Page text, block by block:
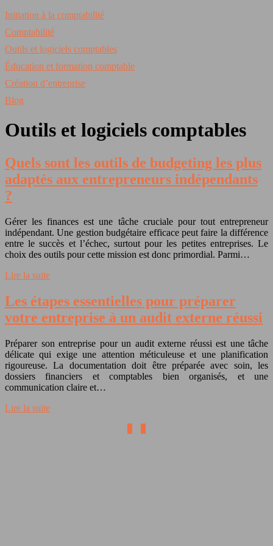
Initiation à la comptabilité
Comptabilité
Outils et logiciels comptables
Éducation et formation comptable
Création d’entreprise
Blog
Outils et logiciels comptables
Quels sont les outils de budgeting les plus
adaptés aux entrepreneurs indépendants
?
Gérer les finances est une tâche cruciale pour tout entrepreneur
indépendant. Une gestion budgétaire efficace peut faire la différence
entre le succès et l’échec, surtout pour les petites entreprises. Le
choix des outils pour cette mission est donc primordial. Parmi…
Lire la suite
Les étapes essentielles pour préparer
votre entreprise à un audit externe réussi
Préparer son entreprise pour un audit externe réussi est une tâche
délicate qui exige une attention méticuleuse et une planification
rigoureuse. La documentation doit être préparée avec soin, les
dossiers financiers et comptables bien organisés, et une
communication claire et…
Lire la suite